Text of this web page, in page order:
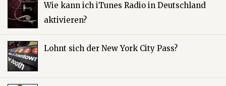
Wie kann ich iTunes Radio in Deutschland
aktivieren?
Lohnt sich der New York City Pass?